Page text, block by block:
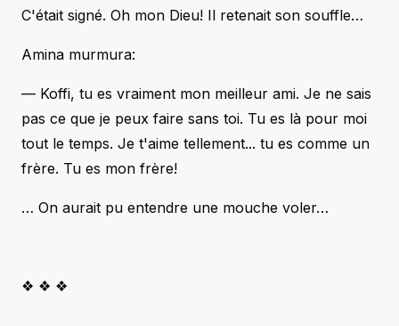
C'était signé. Oh mon Dieu! Il retenait son souffle…
Amina murmura:
— Koffi, tu es vraiment mon meilleur ami. Je ne sais
pas ce que je peux faire sans toi. Tu es là pour moi
tout le temps. Je t'aime tellement... tu es comme un
frère. Tu es mon frère!
… On aurait pu entendre une mouche voler…
❖ ❖ ❖